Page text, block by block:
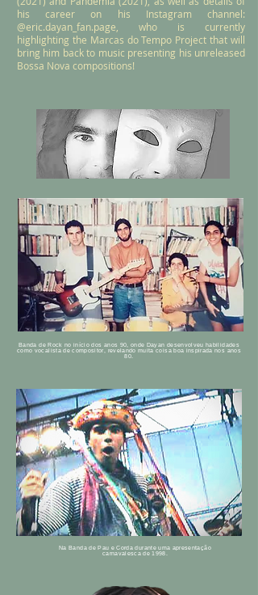
his career on his Instagram channel:
@eric.dayan_fan.page, who is currently
highlighting the Marcas do Tempo Project that will
bring him back to music presenting his unreleased
Bossa Nova compositions!
Banda de Rock no início dos anos 90, onde Dayan desenvolveu habilidades
como vocalista de compositor, revelando muita coisa boa inspirada nos anos
80.
Na Banda de Pau e Corda durante uma apresentação
carnavalesca de 1998.